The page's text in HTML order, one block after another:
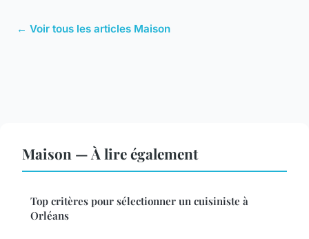
← Voir tous les articles Maison
Maison — À lire également
Top critères pour sélectionner un cuisiniste à
Orléans